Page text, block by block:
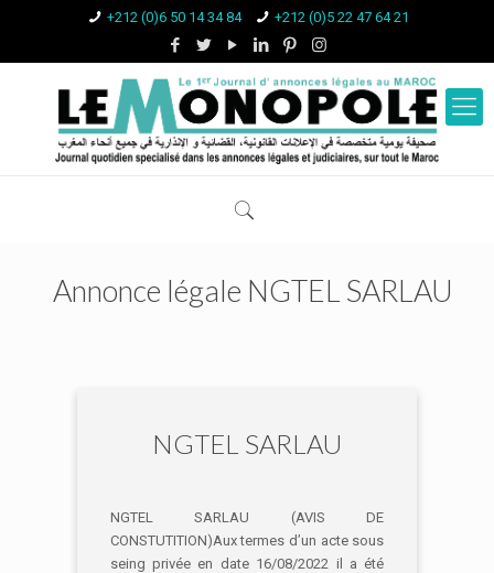
+212 (0)6 50 14 34 84 +212 (0)5 22 47 64 21
Annonce légale NGTEL SARLAU
NGTEL SARLAU
NGTEL SARLAU (AVIS DE
CONSTUTITION)Aux termes d’un acte sous
seing privée en date 16/08/2022 il a été